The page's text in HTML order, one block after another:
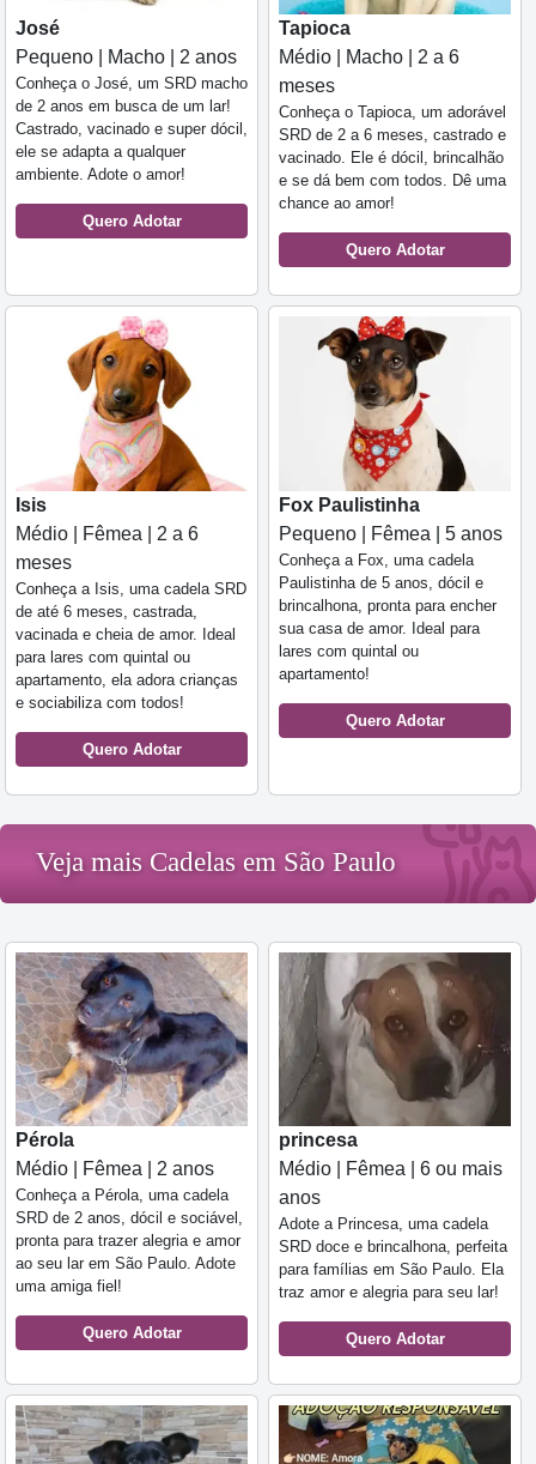
José
Pequeno | Macho | 2 anos
Conheça o José, um SRD macho
de 2 anos em busca de um lar!
Castrado, vacinado e super dócil,
ele se adapta a qualquer
ambiente. Adote o amor!
Quero Adotar
Tapioca
Médio | Macho | 2 a 6
meses
Conheça o Tapioca, um adorável
SRD de 2 a 6 meses, castrado e
vacinado. Ele é dócil, brincalhão
e se dá bem com todos. Dê uma
chance ao amor!
Quero Adotar
Isis
Médio | Fêmea | 2 a 6
meses
Conheça a Isis, uma cadela SRD
de até 6 meses, castrada,
vacinada e cheia de amor. Ideal
para lares com quintal ou
apartamento, ela adora crianças
e sociabiliza com todos!
Quero Adotar
Fox Paulistinha
Pequeno | Fêmea | 5 anos
Conheça a Fox, uma cadela
Paulistinha de 5 anos, dócil e
brincalhona, pronta para encher
sua casa de amor. Ideal para
lares com quintal ou
apartamento!
Quero Adotar
Veja mais Cadelas em São Paulo
Pérola
Médio | Fêmea | 2 anos
Conheça a Pérola, uma cadela
SRD de 2 anos, dócil e sociável,
pronta para trazer alegria e amor
ao seu lar em São Paulo. Adote
uma amiga fiel!
Quero Adotar
princesa
Médio | Fêmea | 6 ou mais
anos
Adote a Princesa, uma cadela
SRD doce e brincalhona, perfeita
para famílias em São Paulo. Ela
traz amor e alegria para seu lar!
Quero Adotar